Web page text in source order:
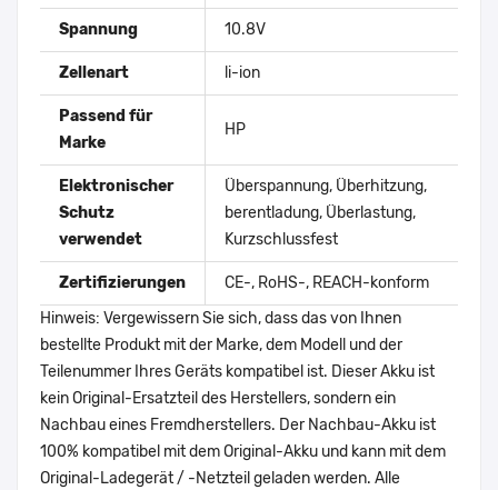
Spannung 10.8V
Zellenart li-ion
Passend für
Marke
HP
Elektronischer
Schutz
verwendet
Überspannung, Überhitzung,
berentladung, Überlastung,
Kurzschlussfest
Zertifizierungen
CE-, RoHS-, REACH-konform
Hinweis: Vergewissern Sie sich, dass das von Ihnen
bestellte Produkt mit der Marke, dem Modell und der
Teilenummer Ihres Geräts kompatibel ist. Dieser Akku ist
kein Original-Ersatzteil des Herstellers, sondern ein
Nachbau eines Fremdherstellers. Der Nachbau-Akku ist
100% kompatibel mit dem Original-Akku und kann mit dem
Original-Ladegerät / -Netzteil geladen werden. Alle